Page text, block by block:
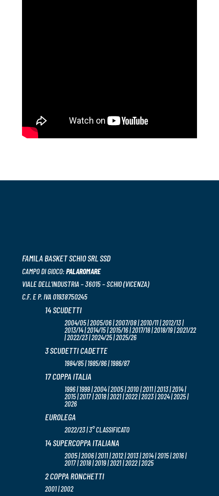
FAMILA BASKET SCHIO SRL SSD
CAMPO DI GIOCO:PALAROMARE
VIALE DELL’INDUSTRIA – 36015 – SCHIO (VICENZA)
C.F. E P. IVA 01938750245
14 SCUDETTI
2004/05 | 2005/06 | 2007/08 | 2010/11 | 2012/13 |
2013/14 | 2014/15 | 2015/16 | 2017/18 | 2018/19 | 2021/22
| 2022/23 | 2024/25 | 2025/26
3 SCUDETTI CADETTE
1984/85 | 1985/86 | 1986/87
17 COPPA ITALIA
1996 | 1999 | 2004 | 2005 | 2010 | 2011 | 2013 | 2014 |
2015 | 2017 | 2018 | 2021 | 2022 | 2023 | 2024 | 2025 |
2026
EUROLEGA
2022/23 | 3° CLASSIFICATO
14 SUPERCOPPA ITALIANA
2005 | 2006 | 2011 | 2012 | 2013 | 2014 | 2015 | 2016 |
2017 | 2018 | 2019 | 2021 | 2022 | 2025
2 COPPA RONCHETTI
2001 | 2002